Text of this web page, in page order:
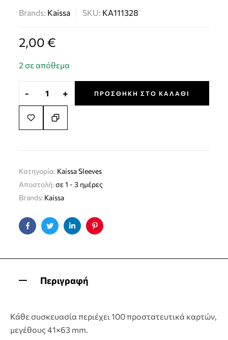
Brands: Kaissa SKU: KA111328
2,00€
2 σε απόθεμα
- + ΠΡΟΣΘΉΚΗ ΣΤΟ ΚΑΛΆΘΙ
Κατηγορία: Kaissa Sleeves
Αποστολή:σε 1 - 3 ημέρες
Brands: Kaissa
FacebookTwitterLinkedinPinterest
Περιγραφή
Κάθε συσκευασία περιέχει 100 προστατευτικά καρτών,
μεγέθους 41×63 mm.